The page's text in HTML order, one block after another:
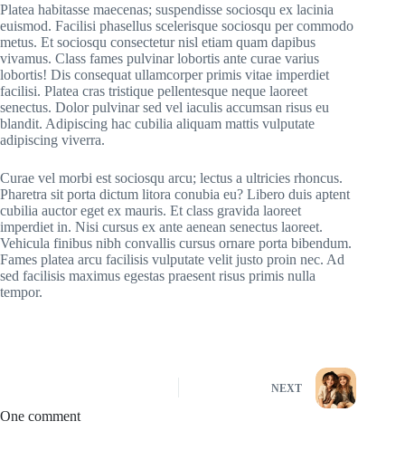
Platea habitasse maecenas; suspendisse sociosqu ex lacinia
euismod. Facilisi phasellus scelerisque sociosqu per commodo
metus. Et sociosqu consectetur nisl etiam quam dapibus
vivamus. Class fames pulvinar lobortis ante curae varius
lobortis! Dis consequat ullamcorper primis vitae imperdiet
facilisi. Platea cras tristique pellentesque neque laoreet
senectus. Dolor pulvinar sed vel iaculis accumsan risus eu
blandit. Adipiscing hac cubilia aliquam mattis vulputate
adipiscing viverra.
Curae vel morbi est sociosqu arcu; lectus a ultricies rhoncus.
Pharetra sit porta dictum litora conubia eu? Libero duis aptent
cubilia auctor eget ex mauris. Et class gravida laoreet
imperdiet in. Nisi cursus ex ante aenean senectus laoreet.
Vehicula finibus nibh convallis cursus ornare porta bibendum.
Fames platea arcu facilisis vulputate velit justo proin nec. Ad
sed facilisis maximus egestas praesent risus primis nulla
tempor.
NEXT
One comment